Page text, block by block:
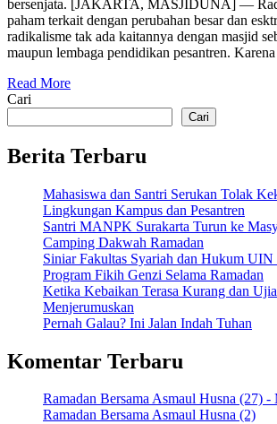
bersenjata. [JAKARTA, MASJIDUNA] —
paham terkait dengan perubahan besar dan
radikalisme tak ada kaitannya dengan masjid
maupun lembaga pendidikan pesantren.
Read More
Cari
Cari
Berita Terbaru
Mahasiswa dan Santri Serukan Tolak
Lingkungan Kampus dan Pesantren
Santri MANPK Surakarta Turun ke
Camping Dakwah Ramadan
Siniar Fakultas Syariah dan Hukum UIN
Program Fikih Genzi Selama Ramadan
Ketika Kebaikan Terasa Kurang dan
Menjerumuskan
Pernah Galau? Ini Jalan Indah Tuhan
Komentar Terbaru
Ramadan Bersama Asmaul Husna (27) -
Ramadan Bersama Asmaul Husna (2)